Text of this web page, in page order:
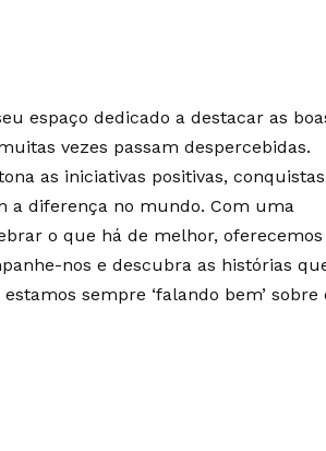
espaço dedicado a destacar as
vezes passam despercebidas.
as iniciativas positivas, conquistas
a diferença no mundo. Com uma
o que há de melhor, oferecemos
nos e descubra as histórias
sempre ‘falando bem’ sobre